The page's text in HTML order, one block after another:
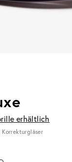
erhältlich
Korrekturgläser